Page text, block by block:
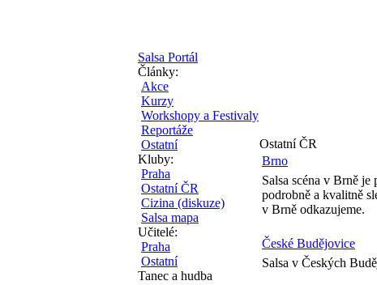
Salsa Portál
Články:
Akce
Kurzy
Workshopy a Festivaly
Reportáže
Ostatní
Kluby:
Praha
Ostatní ČR
Cizina (diskuze)
Salsa mapa
Učitelé:
Praha
Ostatní
Tanec a hudba
Ostatní ČR
Brno
Salsa scéna v Brně
podrobně a kvalitně
v Brně odkazujeme.
České Budějovice
Salsa v Českých